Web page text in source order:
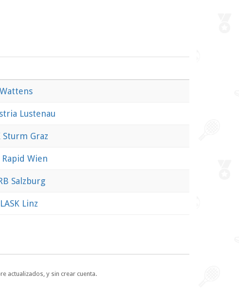
Lustenau
Sturm Graz
Rapid Wien
Salzburg
LASK Linz
actualizados, y sin crear cuenta.